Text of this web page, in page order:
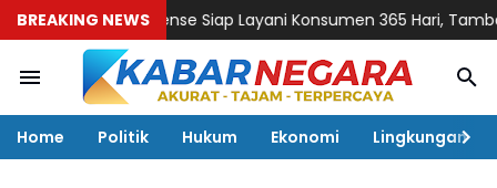
BREAKING NEWS
Hisense Siap Layani Konsumen 365 Hari, Tambah
Home Politik Hukum Ekonomi Lingkungan